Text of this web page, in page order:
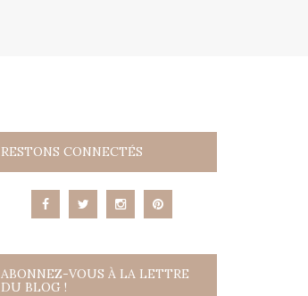
RESTONS CONNECTÉS
ABONNEZ-VOUS À LA LETTRE
DU BLOG !